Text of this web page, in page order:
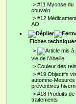
> #11 Mycose du
couvain
> #12
AO
Fiches
>
vie de l'Abeille
> Couleur des
> #19 Objectifs
automne-Mesures
préventives
> #18 Produits de
traitements